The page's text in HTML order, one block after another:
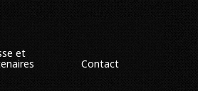
et
Contact